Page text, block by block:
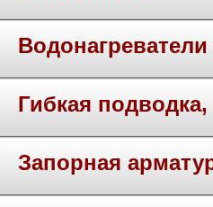
Водонагреватели
Гибкая
Запорная